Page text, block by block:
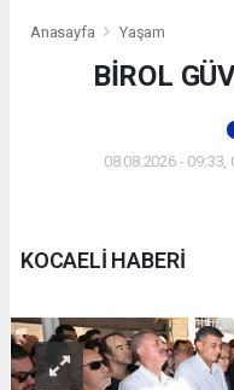
Anasayfa Yaşam
BİROL
08.08.2026 -
KOCAELİ HABERİ